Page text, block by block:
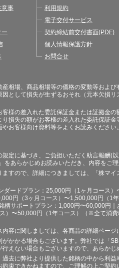
意事
ー
利用規約
電子交付サービス
契約締結前交付書面(PDF)
個人情報保護方針
お問合せ
相場、商品相場等の価格の変動等およ
として損失が生ずるおそれ（元本欠損
様の差入れた委託保証金または証拠金
損失の額がお客様の差入れた委託保証
お客様向け資料等をよくお読みください。
定に基づき、ご負担いただく助言報酬(
あらかじめお読みいただき、内容をご
すので、詳細につきましては、「株マ
ードプラン：25,000円（1ヶ月コース
円（3ヶ月コース）〜1,500,000円（1
柄サポートプラン：1,000円〜60,000円
）〜50,000円（1年コース）（※全て消
容に関しましては、各商品の詳細ペー
かかる場合もございます。弊社では「
えない場合もございますので、あらかじ
去に弊社より提供した銘柄の中から利
束できかねますので、ご理解の上ご契約